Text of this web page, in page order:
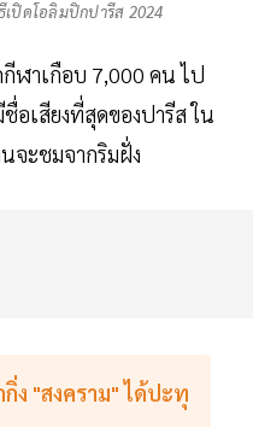
ปิดโอลิมปิกปารีส 2024
ฬาเกือบ 7,000 คน ไป
เสียงที่สุดของปารีส ใน
จะชมจากริมฝั่ง
ง "สงคราม" ได้ปะทุ